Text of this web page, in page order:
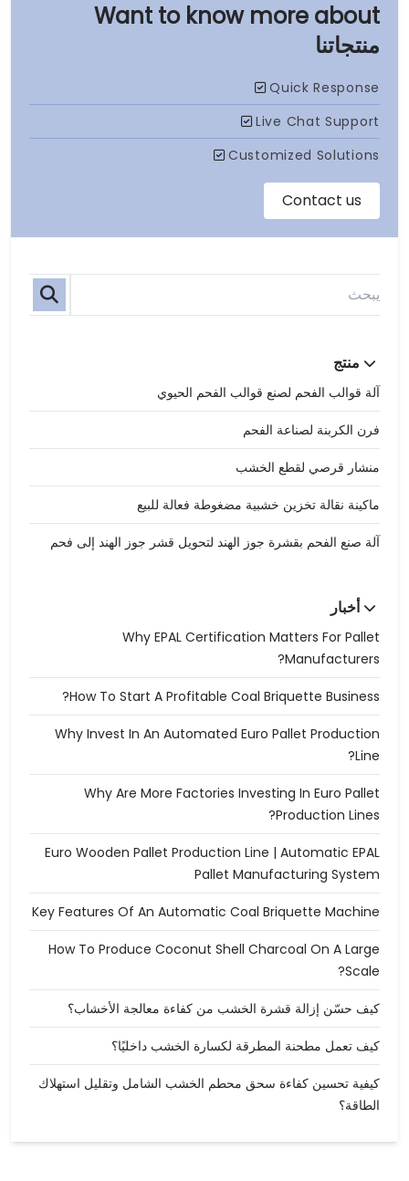
منتجاتنا
منتج
آلة قوالب الفحم لصنع قوالب الفحم الحيوي
فرن الكربنة لصناعة الفحم
منشار قرصي لقطع الخشب
ماكينة نقالة تخزين خشبية مضغوطة فعالة للبيع
آلة صنع الفحم بقشرة جوز الهند لتحويل قشر جوز الهند إلى فحم
أخبار
Why EPAL Certification Matters For Pallet
Manufacturers?
How To Start A Profitable Coal Briquette Business?
Why Invest In An Automated Euro Pallet Production
Line?
Why Are More Factories Investing In Euro Pallet
Production Lines?
Euro Wooden Pallet Production Line | Automatic EPAL
Pallet Manufacturing System
Key Features Of An Automatic Coal Briquette Machine
How To Produce Coconut Shell Charcoal On A Large
Scale?
كيف حسّن إزالة قشرة الخشب من كفاءة معالجة الأخشاب؟
كيف تعمل مطحنة المطرقة لكسارة الخشب داخليًا؟
كيفية تحسين كفاءة سحق محطم الخشب الشامل وتقليل استهلاك
الطاقة؟